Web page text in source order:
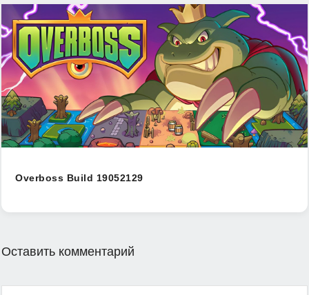
Overboss Build 19052129
Оставить комментарий